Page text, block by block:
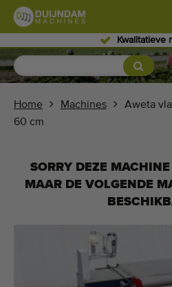
Bloemen en planten (587)
Glastuinbouw groenten
Fruitteelt (336)
Home Machines
Aweta
60 cm
SORRY DEZE
MAAR DE VOLGENDE